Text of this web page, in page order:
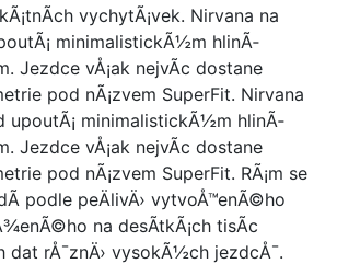
vychytÃ¡vek. Nirvana na
minimalistickÃ½m hlinÃ­
Jezdce vÅ¡ak nejvÃ­c dostane
pod nÃ¡zvem SuperFit. Nirvana
upoutÃ¡ minimalistickÃ½m hlinÃ­
Jezdce vÅ¡ak nejvÃ­c dostane
pod nÃ¡zvem SuperFit. RÃ¡m se
podle peÄlivÄ› vytvoÅ™enÃ©ho
na desÃ­tkÃ¡ch tisÃ­c
rÅ¯znÄ› vysokÃ½ch jezdcÅ¯.